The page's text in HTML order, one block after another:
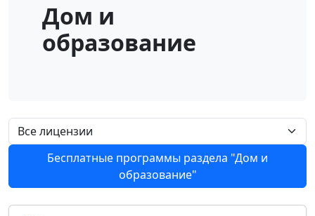
Дом и
образование
Бесплатные программы раздела "Дом и
образование"